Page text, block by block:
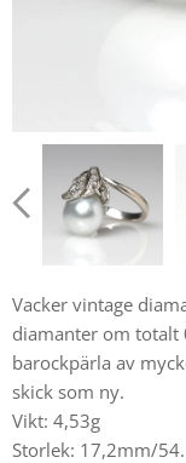
Vacker vintage
diamanter om totalt
barockpärla av
skick som ny.
Vikt: 4,53g
Storlek: 17,2mm/54.